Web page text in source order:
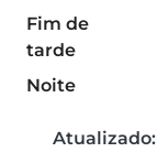
Fim de
tarde
Noite
Atualizado: